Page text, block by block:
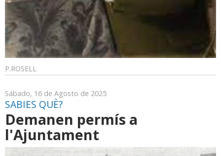
P.ROSELL
Sábado, 16 de Agosto de 2025
SABIES QUÈ?
Demanen permís a
l'Ajuntament